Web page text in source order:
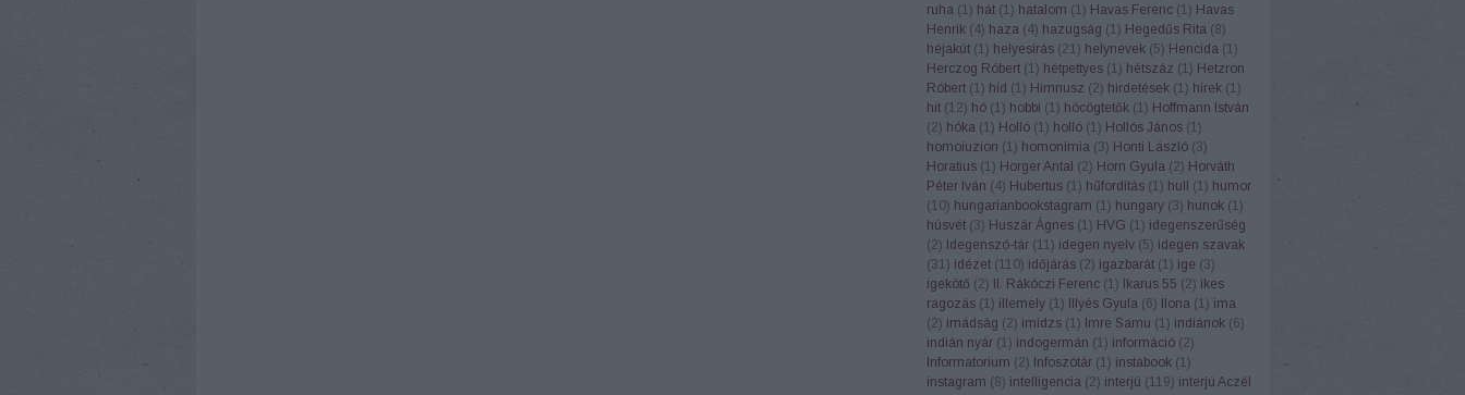
ruha (1 ) hát (1 ) hatalom (1 ) Havas Ferenc (1 ) Havas
Henrik (4) haza (4) hazugság (1 ) Hegedűs Rita (8)
héjakút (1 ) helyesírás (21 ) helynevek (5) Hencida (1 )
Herczog Róbert (1 ) hétpettyes (1 ) hétszáz (1 ) Hetzron
Róbert (1 ) híd (1 ) Himnusz (2) hirdetések (1 ) hírek (1 )
hit (12) hó (1 ) hobbi (1 ) höcögtetők (1 ) Hoffmann István
(2) hóka (1 ) Holló (1 ) holló (1 ) Hollós János (1 )
homoiuzion (1 ) homonímia (3) Honti László (3)
Horatius (1 ) Horger Antal (2) Horn Gyula (2) Horváth
Péter Iván (4) Hubertus (1 ) hűfordítás (1 ) hull (1 ) humor
(10) hungarianbookstagram (1 ) hungary (3) hunok (1 )
húsvét (3) Huszár Ágnes (1 ) HVG (1 ) idegenszerűség
(2) Idegenszó-tár (11 ) idegen nyelv (5) idegen szavak
(31 ) idézet (110) időjárás (2) igazbarát (1 ) ige (3)
igekötő (2) II. Rákóczi Ferenc (1 ) Ikarus 55 (2) ikes
ragozás (1 ) illemely (1 ) Illyés Gyula (6) Ilona (1 ) ima
(2) imádság (2) imidzs (1 ) Imre Samu (1 ) indiánok (6)
indián nyár (1 ) indogermán (1 ) információ (2)
Informatorium (2) Infoszótár (1 ) instabook (1 )
instagram (8) intelligencia (2) interjú (119) interjú Aczél